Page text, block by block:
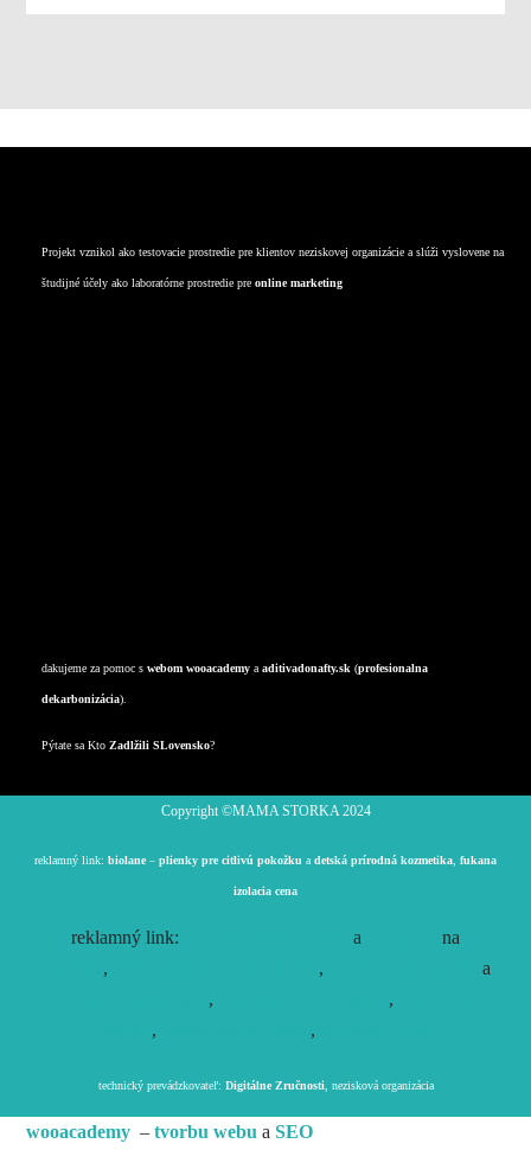
Projekt vznikol ako testovacie prostredie pre klientov neziskovej organizácie a slúži vyslovene na
študijné účely ako laboratórne prostredie preonline marketing
dakujeme za pomoc swebom wooacademy aaditivadonafty.sk (profesionalna
dekarbonizácia).
Pýtate sa KtoZadlžili SLovensko?
Copyright ©️MAMA STORKA 2024
reklamný link: biolane – plienky pre citlivú pokožku a detská prírodná kozmetika fukana
izolacia cena
reklamný link: a
na
, ,
a
, ,
, ,
technický prevádzkovateľ: Digitálne Zručnosti, nezisková organizácia
wooacademy –tvorbu webu aSEO